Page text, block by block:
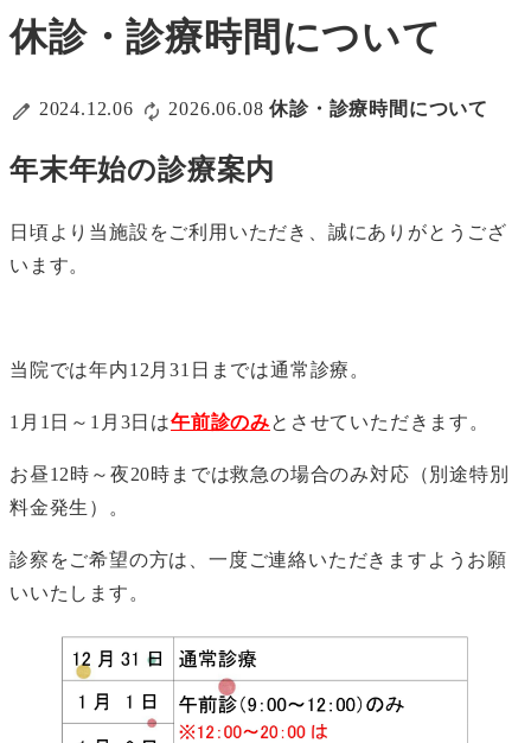
休診・診療時間について
2024.12.06 2026.06.08休診・診療時間について
年末年始の診療案内
日頃より当施設をご利用いただき、誠にありがとうござ
います。
当院では年内12月31日までは通常診療。
1月1日～1月3日は午前診のみとさせていただきます。
お昼12時～夜20時までは救急の場合のみ対応（別途特別
料金発生）。
診察をご希望の方は、一度ご連絡いただきますようお願
いいたします。